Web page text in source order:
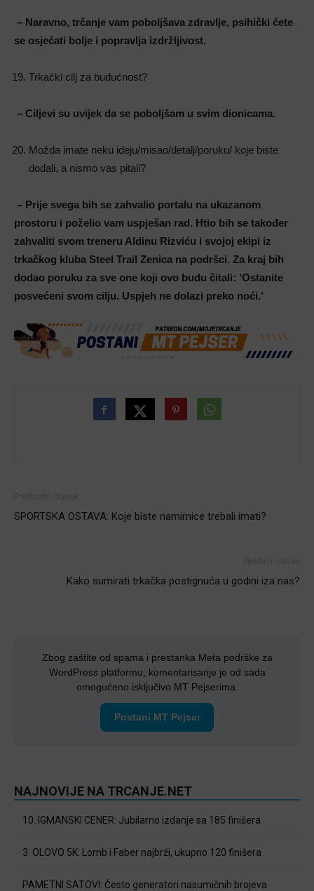
– Naravno, trčanje vam poboljšava zdravlje, psihički ćete
se osjećati bolje i popravlja izdržljivost.
Trkački cilj za budućnost?
– Ciljevi su uvijek da se poboljšam u svim dionicama.
Možda imate neku ideju/misao/detalj/poruku/ koje biste
dodali, a nismo vas pitali?
– Prije svega bih se zahvalio portalu na ukazanom
prostoru i poželio vam uspješan rad. Htio bih se također
zahvaliti svom treneru Aldinu Rizviću i svojoj ekipi iz
trkačkog kluba Steel Trail Zenica na podršci. Za kraj bih
dodao poruku za sve one koji ovo budu čitali: ‘Ostanite
posvećeni svom cilju. Uspjeh ne dolazi preko noći.’
SPORTSKA OSTAVA: Koje biste namirnice trebali imati?
Kako sumirati trkačka postignuća u godini iza nas?
Zbog zaštite od spama i prestanka Meta podrške za
WordPress platformu, komentarisanje je od sada
omogućeno isključivo MT Pejserima.
Postani MT Pejser
NAJNOVIJE NA TRCANJE.NET
10. IGMANSKI CENER: Jubilarno izdanje sa 185 finišera
3. OLOVO 5K: Lomb i Faber najbrži, ukupno 120 finišera
PAMETNI SATOVI: Često generatori nasumičnih brojeva